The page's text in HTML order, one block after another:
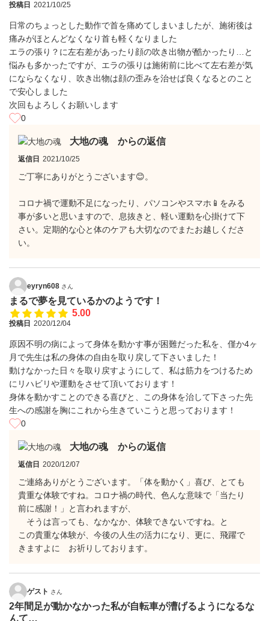
投稿日 2021/10/25
日常のちょっとした動作で首を痛めてしまいましたが、施術後は
痛みがほとんどなくなり首も軽くなりました
エラの張り？に左右差があったり顔の吹き出物が酷かったり…と
悩みも多かったですが、エラの張りは施術前に比べて左右差が気
にならなくなり、吹き出物は顔の歪みを治せば良くなるとのこと
で安心しました
次回もよろしくお願いします
0
大地の魂 からの返信
返信日 2021/10/25
ご丁寧にありがとうございます😊。
コロナ禍で運動不足になったり、パソコンやスマホ📱をみる
事が多いと思いますので、息抜きと、軽い運動を心掛けて下
さい。定期的な心と体のケアも大切なのでまたお越しくださ
い。
eyryn608 さん
まるで夢を見ているかのようです！
5.00
投稿日 2020/12/04
原因不明の病によって身体を動かす事が困難だった私を、僅か4ヶ
月で先生は私の身体の自由を取り戻して下さいました！
動けなかった日々を取り戻すようにして、私は筋力をつけるため
にリハビリや運動をさせて頂いております！
身体を動かすことのできる喜びと、この身体を治して下さった先
生への感謝を胸にこれから生きていこうと思っております！
0
大地の魂 からの返信
返信日 2020/12/07
ご連絡ありがとうございます。「体を動かく」喜び、とても
貴重な体験ですね。コロナ禍の時代、色んな意味で「当たり
前に感謝！」と言われますが、
そうは言っても、なかなか、体験できないですね。と
この貴重な体験が、今後の人生の活力になり、更に、飛躍で
きますよに お祈りしております。
ゲスト さん
2年間足が動かなかった私が自転車が漕げるようになるな
んて…